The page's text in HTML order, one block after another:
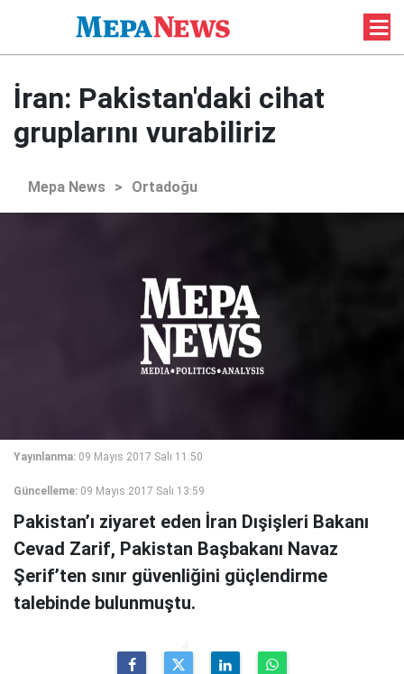
İran: Pakistan'daki cihat
gruplarını vurabiliriz
Mepa News > Ortadoğu
Yayınlanma: 09 Mayıs 2017 Salı 11:50
Güncelleme: 09 Mayıs 2017 Salı 13:59
Pakistan’ı ziyaret eden İran Dışişleri Bakanı
Cevad Zarif, Pakistan Başbakanı Navaz
Şerif’ten sınır güvenliğini güçlendirme
talebinde bulunmuştu.